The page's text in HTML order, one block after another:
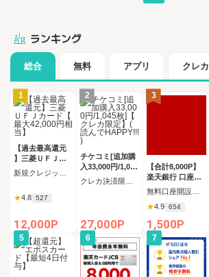
ランキング
総合 無料 アプリ クレカ
1
【過去最高還元
】三菱ＵＦＪカ
ード【最大42,00
0円相当】
★4.8 527
12,000P
2
チケコミ[追加購
入33,000円/1,045
枚]【クレカ限定
】(読んでHAPPY
27,000P
3
【合計8,000P】
楽天銀行 口座開
設
★4.9 654
1,500P
5 6 7